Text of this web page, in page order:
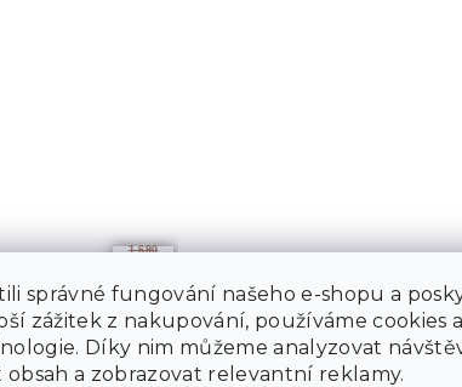
správné fungování našeho e-shopu a
zážitek z nakupování, používáme cookies a
Díky nim můžeme analyzovat
obsah a zobrazovat relevantní reklamy.
1 690
%
NA PRÁDLO
SADA 2 HÁČKŮ NA KOUPELNOVÝ
RADIÁTOR SEZA, BÍLÉ